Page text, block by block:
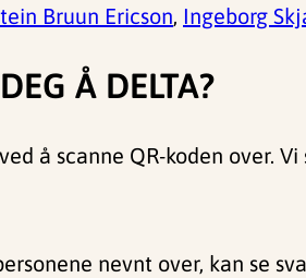
Bruun Ericson, Ingeborg
Å DELTA?
å scanne QR-koden over.
nevnt over, kan se